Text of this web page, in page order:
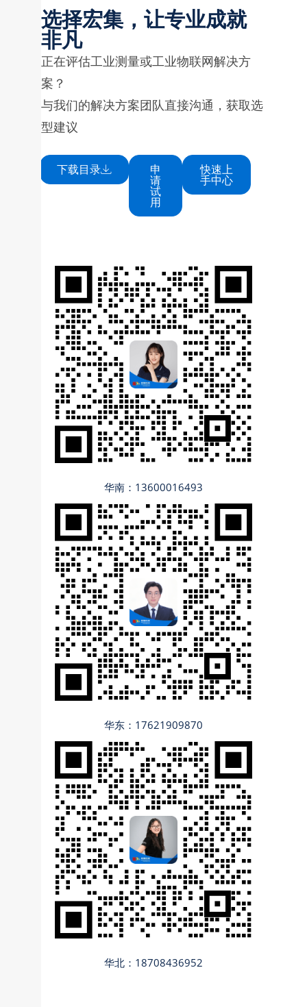
选择宏集，让专业成就
非凡
正在评估工业测量或工业物联网解决方
案？
与我们的解决方案团队直接沟通，获取选
型建议
下载目录 申
请
试
用
快速上
手中心
华南：13600016493
华东：17621909870
华北：18708436952